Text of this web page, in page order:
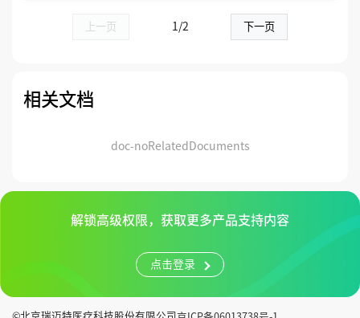
上一页 1/2 下一页
相关文档
doc-noRelatedDocuments
解锁高级权限，获取更多产品支持内容
点击登录